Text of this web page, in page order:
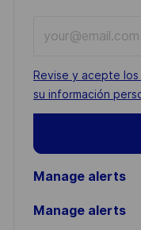
Email
address
(Required)
Required
Revise y acepte
su información
Manage alerts
Manage alerts